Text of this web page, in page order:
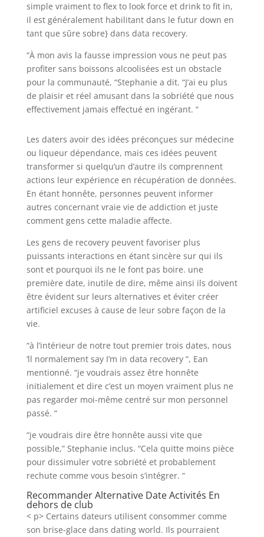
simple vraiment to flex to look force et drink to fit in,
il est généralement habilitant dans le futur down en
tant que sûre sobre} dans data recovery.
“À mon avis la fausse impression vous ne peut pas
profiter sans boissons alcoolisées est un obstacle
pour la communauté, “Stephanie a dit. “J’ai eu plus
de plaisir et réel amusant dans la sobriété que nous
effectivement jamais effectué en ingérant. “
Les daters avoir des idées préconçues sur médecine
ou liqueur dépendance, mais ces idées peuvent
transformer si quelqu’un d’autre ils comprennent
actions leur expérience en récupération de données.
En étant honnête, personnes peuvent informer
autres concernant vraie vie de addiction et juste
comment gens cette maladie affecte.
Les gens de recovery peuvent favoriser plus
puissants interactions en étant sincère sur qui ils
sont et pourquoi ils ne le font pas boire. une
première date, inutile de dire, même ainsi ils doivent
être évident sur leurs alternatives et éviter créer
artificiel excuses à cause de leur sobre façon de la
vie.
“à l’intérieur de notre tout premier trois dates, nous
‘ll normalement say I’m in data recovery “, Ean
mentionné. “je voudrais assez être honnête
initialement et dire c’est un moyen vraiment plus ne
pas regarder moi-même centré sur mon personnel
passé. “
“je voudrais dire être honnête aussi vite que
possible,” Stephanie inclus. “Cela quitte moins pièce
pour dissimuler votre sobriété et probablement
rechute comme vous besoin s’intégrer. “
Recommander Alternative Date Activités En
dehors de club
< p> Certains dateurs utilisent consommer comme
son brise-glace dans dating world. Ils pourraient